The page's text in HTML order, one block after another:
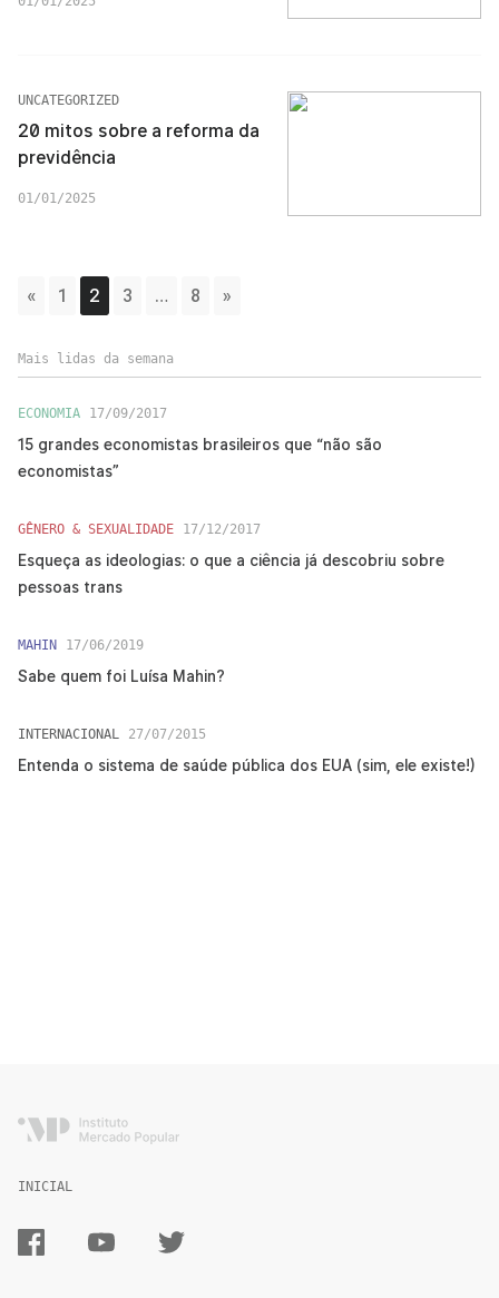
UNCATEGORIZED
20 mitos sobre a reforma da
previdência
01/01/2025
« 1 2 3 … 8 »
Mais lidas da semana
ECONOMIA 17/09/2017
15 grandes economistas brasileiros que “não são
economistas”
GÊNERO & SEXUALIDADE 17/12/2017
Esqueça as ideologias: o que a ciência já descobriu sobre
pessoas trans
MAHIN 17/06/2019
Sabe quem foi Luísa Mahin?
INTERNACIONAL 27/07/2015
Entenda o sistema de saúde pública dos EUA (sim, ele existe!)
INICIAL